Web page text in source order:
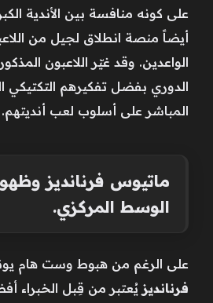
على كونه منافسة بين الأندية
أيضاً منصة انطلاق لجيل من
الواعدين. وقد غيّر اللاعبون
الدوري بفضل تفكيرهم التكتيكي
المباشر على أسلوب لعب أنديتهم.
ماتيوس فرنانديز
الوسط المركزي.
على الرغم من هبوط وست هام
فرنانديز يُعتبر من قِبل الخبراء